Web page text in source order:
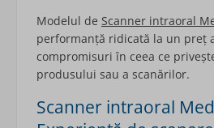
Modelul de Scanner intraoral
performanță ridicată la un preț
compromisuri în ceea ce
produsului sau a scanărilor.
Scanner intraoral